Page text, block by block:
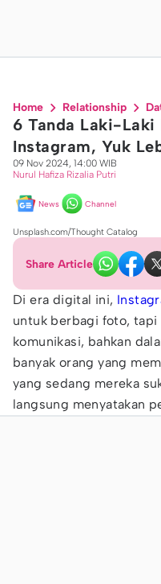
Home Relationship
6 Tanda Laki-Laki
Instagram, Yuk
09 Nov 2024, 14:00 WIB
Nurul Hafiza Rizalia Putri
News Channel
Unsplash.com/Thought Catalog
Share Article
Di era digital ini,
untuk berbagi foto, tapi
komunikasi, bahkan
banyak orang yang
yang sedang mereka
langsung menyatakan